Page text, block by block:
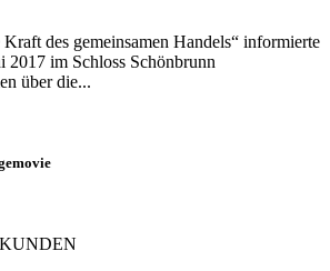
des gemeinsamen Handels“ informierte
im Schloss Schönbrunn
über die...